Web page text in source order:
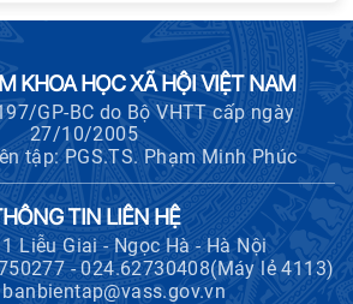
KHOA HỌC XÃ HỘI VIỆT NAM
GP-BC do Bộ VHTT cấp ngày
27/10/2005
tập: PGS.TS. Phạm Minh Phúc
TIN LIÊN HỆ
Liễu Giai - Ngọc Hà - Hà Nội
- 024.62730408(Máy lẻ 4113)